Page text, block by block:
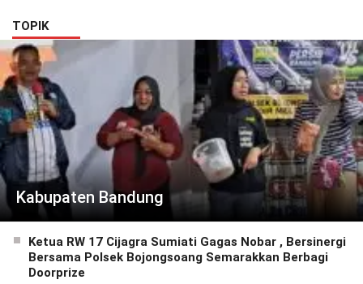
TOPIK
Kabupaten Bandung
Ketua RW 17 Cijagra Sumiati Gagas Nobar , Bersinergi
Bersama Polsek Bojongsoang Semarakkan Berbagi
Doorprize